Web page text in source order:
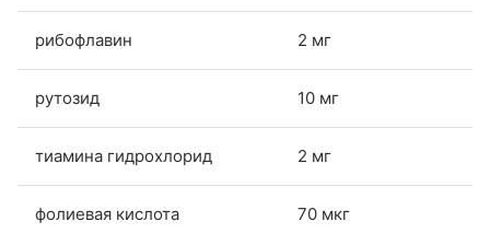
рибофлавин 2 мг
рутозид 10 мг
тиамина гидрохлорид 2 мг
фолиевая кислота 70 мкг